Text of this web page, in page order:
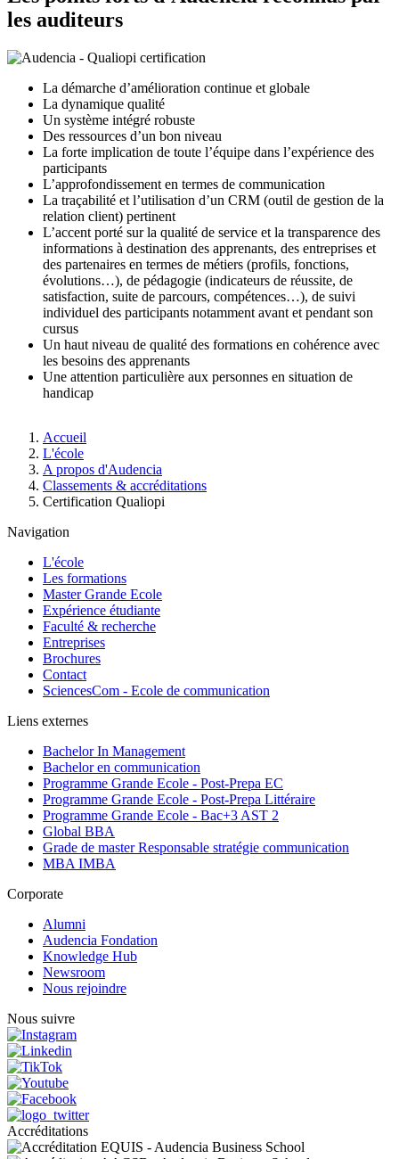
les auditeurs
La démarche d’amélioration continue et globale
La dynamique qualité
Un système intégré robuste
Des ressources d’un bon niveau
La forte implication de toute l’équipe dans l’expérience des
participants
L’approfondissement en termes de communication
La traçabilité et l’utilisation d’un CRM (outil de gestion de la
relation client) pertinent
L’accent porté sur la qualité de service et la transparence des
informations à destination des apprenants, des entreprises et
des partenaires en termes de métiers (profils, fonctions,
évolutions…), de pédagogie (indicateurs de réussite, de
satisfaction, suite de parcours, compétences…), de suivi
individuel des participants notamment avant et pendant son
cursus
Un haut niveau de qualité des formations en cohérence avec
les besoins des apprenants
Une attention particulière aux personnes en situation de
handicap
d'Ariane
Accueil
L'école
A propos d'Audencia
Classements & accréditations
Certification Qualiopi
Navigation
L'école
Les formations
Master Grande Ecole
Expérience étudiante
Faculté & recherche
Entreprises
Brochures
Contact
SciencesCom - Ecole de communication
Liens externes
Bachelor In Management
Bachelor en communication
Programme Grande Ecole - Post-Prepa EC
Programme Grande Ecole - Post-Prepa Littéraire
Programme Grande Ecole - Bac+3 AST 2
Global BBA
Grade de master Responsable stratégie communication
MBA IMBA
Corporate
Alumni
Audencia Fondation
Knowledge Hub
Newsroom
Nous rejoindre
Nous suivre
Accréditations